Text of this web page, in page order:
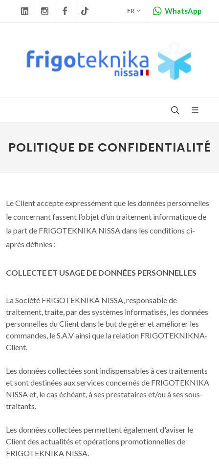
LinkedinInstagramFacebook FR WhatsApp
POLITIQUE DE CONFIDENTIALITÉ
Le Client accepte expressément que les données personnelles
le concernant fassent l’objet d’un traitement informatique de
la part de FRIGOTEKNIKA NISSA dans les conditions ci-
après définies :
COLLECTE ET USAGE DE DONNÉES PERSONNELLES
La Société FRIGOTEKNIKA NISSA, responsable de
traitement, traite, par des systèmes informatisés, les données
personnelles du Client dans le but de gérer et améliorer les
commandes, le S.A.V ainsi que la relation FRIGOTEKNIKNA-
Client.
Les données collectées sont indispensables à ces traitements
et sont destinées aux services concernés de FRIGOTEKNIKA
NISSA et, le cas échéant, à ses prestataires et/ou à ses sous-
traitants.
Les données collectées permettent également d'aviser le
Client des actualités et opérations promotionnelles de
FRIGOTEKNIKA NISSA.